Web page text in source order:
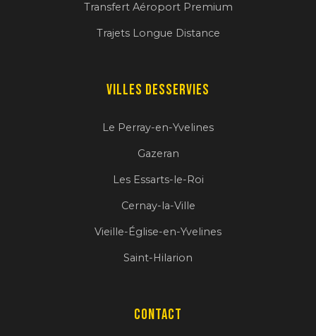
Transfert Aéroport Premium
Trajets Longue Distance
Villes desservies
Le Perray-en-Yvelines
Gazeran
Les Essarts-le-Roi
Cernay-la-Ville
Vieille-Église-en-Yvelines
Saint-Hilarion
Contact